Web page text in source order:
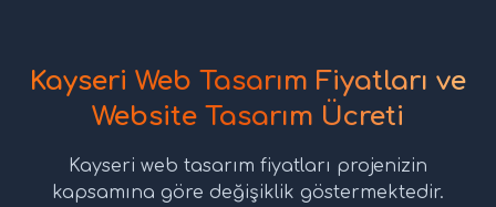
Kayseri Web Tasarım Fiyatları ve
Website Tasarım Ücreti
Kayseri web tasarım fiyatları projenizin
kapsamına göre değişiklik göstermektedir.